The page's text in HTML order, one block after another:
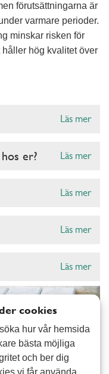
förutsättningarna är
varmare perioder.
minskar risken för
hög kvalitet över
Läs mer
er? Läs mer
Läs mer
Läs mer
Läs mer
cookies
hur vår hemsida
bästa möjliga
och ber dig
vi får använda.